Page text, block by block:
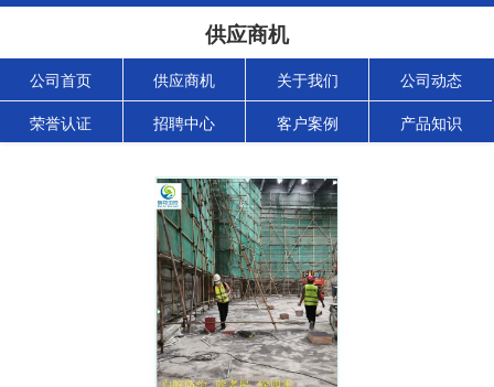
供应商机
公司首页 供应商机 关于我们 公司动态
荣誉认证 招聘中心 客户案例 产品知识